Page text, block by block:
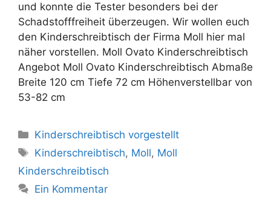
und konnte die Tester besonders bei der
Schadstofffreiheit überzeugen. Wir wollen euch
den Kinderschreibtisch der Firma Moll hier mal
näher vorstellen. Moll Ovato Kinderschreibtisch
Angebot Moll Ovato Kinderschreibtisch Abmaße
Breite 120 cm Tiefe 72 cm Höhenverstellbar von
53-82 cm
Kategorien
Kinderschreibtisch vorgestellt
Schlagwörter
Kinderschreibtisch, Moll, Moll
Kinderschreibtisch
Ein Kommentar